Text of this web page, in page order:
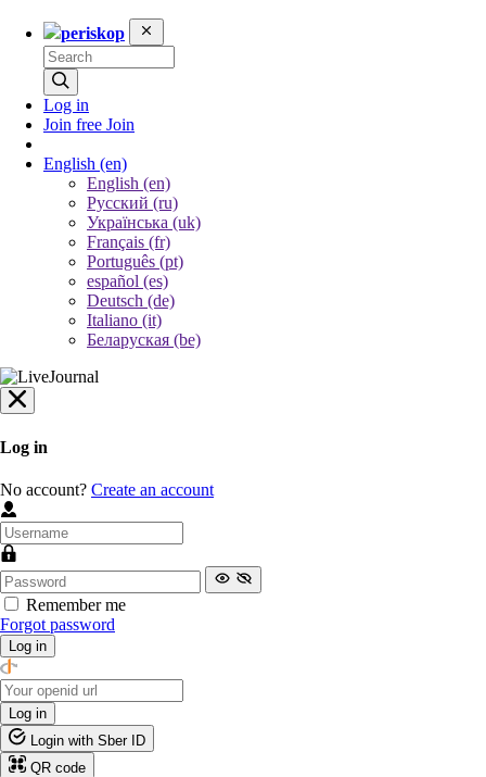
periskop
Log in
Join free Join
English (en)
English (en)
Русский (ru)
Українська (uk)
Français (fr)
Português (pt)
español (es)
Deutsch (de)
Italiano (it)
Беларуская (be)
Log in
No account? Create an account
Remember me
Forgot password
Log in
Log in
Login with Sber ID
QR code